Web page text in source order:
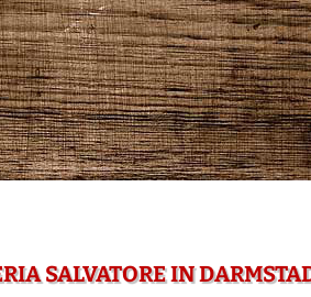
SALVATORE IN